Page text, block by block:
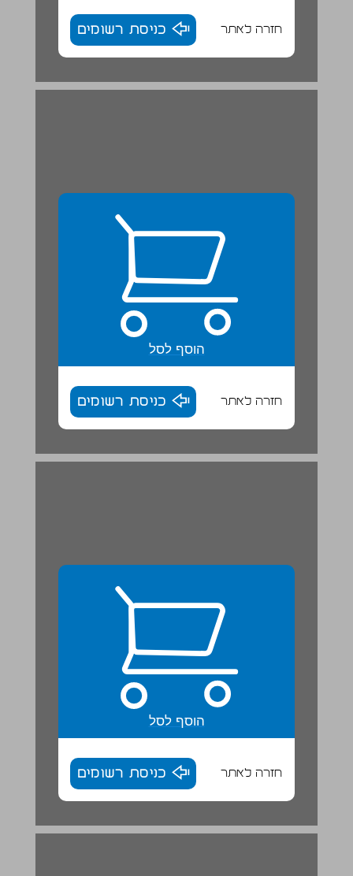
חזרה לאתר כניסת רשומים
הוסף לסל
חזרה לאתר כניסת רשומים
הוסף לסל
חזרה לאתר כניסת רשומים